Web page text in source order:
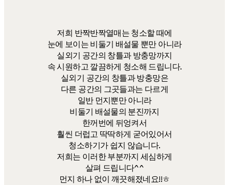
저희 반짝반짝열매는 청소할 때에
눈에 보이는 비둘기 배설물 뿐만 아니라
실외기 공간의 창틀과 방충망까지
속 시원하고 깔끔하게 청소해 드립니다.
실외기 공간의 창틀과 방충망은
다른 공간의 그곳들과는 다르게
일반 먼지뿐만 아니라
비둘기 배설물의 분진까지
한꺼번에 뒤엉켜서
훨씬 더럽고 딱딱하게 굳어있어서
청소하기가 쉽지 않습니다.
저희는 이러한 부분까지 세심하게
살펴 드립니다^^
먼지 하나 없이 깨끗해졌네요!!ㅎ